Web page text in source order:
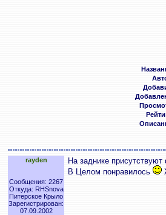
rayden
Сообщения: 2267
Откуда: RHSnova
Питерское Крыло
Зарегистрирован:
07.09.2002
На заднике
В Целом понравилось